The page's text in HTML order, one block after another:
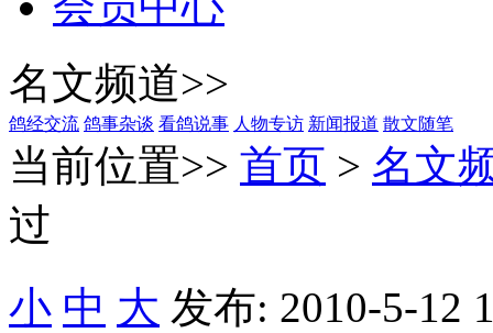
名文频道>>
鸽经交流 鸽事杂谈 看鸽说事 人物专访 新闻报道 散文随笔
当前位置>> 首页 > 名文
过
小 中 大 发布: 2010-5-12